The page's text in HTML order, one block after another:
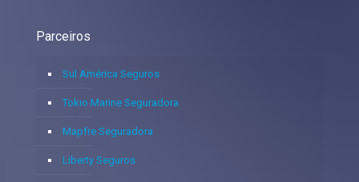
Parceiros
Sul América Seguros
Tokio Marine Seguradora
Mapfre Seguradora
Liberty Seguros